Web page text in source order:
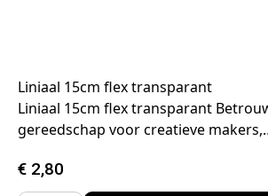
Liniaal 15cm flex transparant
Liniaal 15cm flex transparant
gereedschap voor creatieve
€ 2,80